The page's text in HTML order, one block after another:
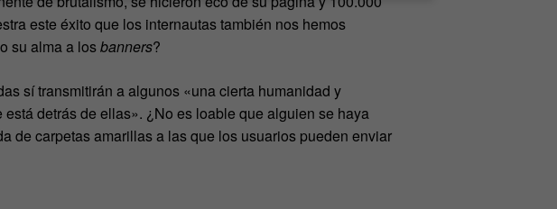
este éxito que los internautas también nos hemos
su alma a losbanners?
sí transmitirán a algunos «una cierta humanidad y
detrás de ellas». ¿No es loable que alguien se haya
de carpetas amarillas a las que los usuarios pueden enviar